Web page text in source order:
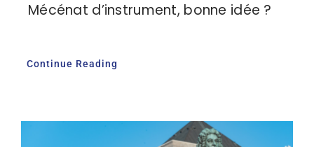
Mécénat d’instrument, bonne idée ?
Continue Reading